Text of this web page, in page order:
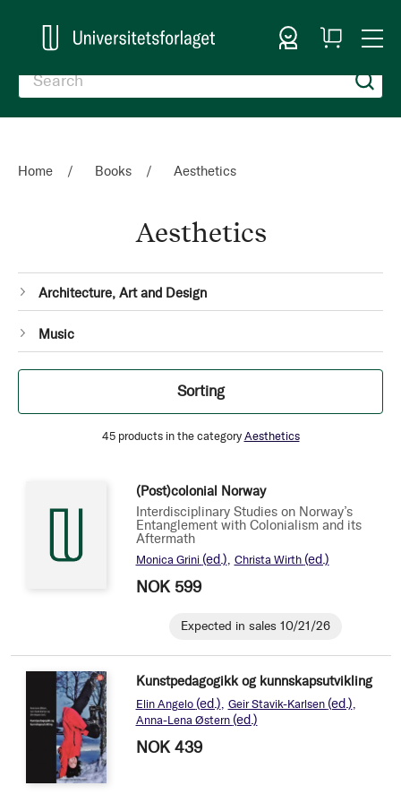
Sign In
My
Cart
Home Books Aesthetics
Aesthetics
Categories
Architecture, Art and Design
Music
Sorting
45products in the category Aesthetics
(Post)colonial Norway
Interdisciplinary Studies on Norway’s
Entanglement with Colonialism and its
Aftermath
Monica Grini (ed.) Christa Wirth (ed.)
NOK 599
Expected in sales 10/21/26
Kunstpedagogikk og kunnskapsutvikling
Elin Angelo (ed.) Geir Stavik-Karlsen (ed.)
Anna-Lena Østern (ed.)
NOK 439